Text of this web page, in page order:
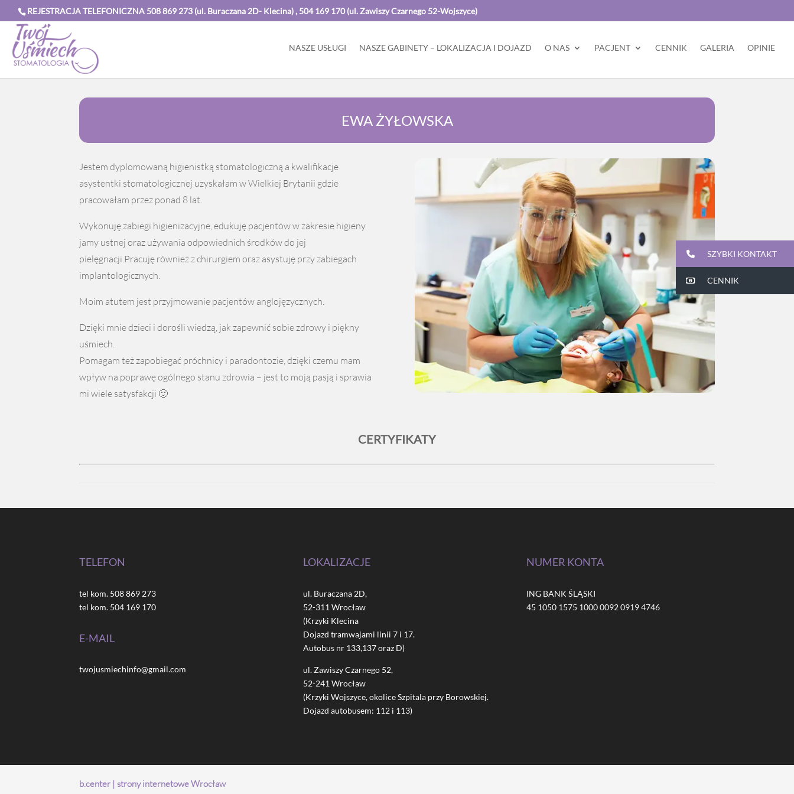
REJESTRACJA TELEFONICZNA 508 869 273 (ul. Buraczana 2D- Klecina) , 504 169 170 (ul. Zawiszy Czarnego 52-Wojszyce)
NASZE USŁUGI NASZE GABINETY – LOKALIZACJA I DOJAZD O NAS PACJENT CENNIK GALERIA OPINIE
EWA ŻYŁOWSKA
Jestem dyplomowaną higienistką stomatologiczną a kwalifikacje
asystentki stomatologicznej uzyskałam w Wielkiej Brytanii gdzie
pracowałam przez ponad 8 lat.
Wykonuję zabiegi higienizacyjne, edukuję pacjentów w zakresie higieny
jamy ustnej oraz używania odpowiednich środków do jej
pielęgnacji.Pracuję również z chirurgiem oraz asystuję przy zabiegach
implantologicznych.
Moim atutem jest przyjmowanie pacjentów anglojęzycznych.
Dzięki mnie dzieci i dorośli wiedzą, jak zapewnić sobie zdrowy i piękny
uśmiech.
Pomagam też zapobiegać próchnicy i paradontozie, dzięki czemu mam
wpływ na poprawę ogólnego stanu zdrowia – jest to moją pasją i sprawia
mi wiele satysfakcji 🙂
CERTYFIKATY
TELEFON
tel kom. 508 869 273
tel kom. 504 169 170
E-MAIL
twojusmiechinfo@gmail.com
LOKALIZACJE
ul. Buraczana 2D,
52-311 Wrocław
(Krzyki Klecina
Dojazd tramwajami linii 7 i 17.
Autobus nr 133,137 oraz D)
ul. Zawiszy Czarnego 52,
52-241 Wrocław
(Krzyki Wojszyce, okolice Szpitala przy Borowskiej.
Dojazd autobusem: 112 i 113)
NUMER KONTA
ING BANK ŚLĄSKI
45 1050 1575 1000 0092 0919 4746
b.center | strony internetowe Wrocław
SZYBKI KONTAKT
CENNIK